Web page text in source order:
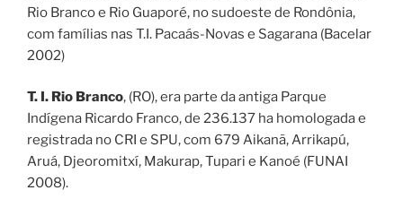
Rio Branco e Rio Guaporé, no sudoeste de Rondônia,
com famílias nas T.I. Pacaás-Novas e Sagarana (Bacelar
2002)
T. I. Rio Branco, (RO), era parte da antiga Parque
Indígena Ricardo Franco, de 236.137 ha homologada e
registrada no CRI e SPU, com 679 Aikanã, Arrikapú,
Aruá, Djeoromitxí, Makurap, Tupari e Kanoé (FUNAI
2008).